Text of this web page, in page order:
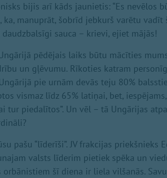
bijis arī kāds jaunietis: “Es nevēlos
manuprāt, šobrīd jebkurš varētu vadīt
sauca – krievi, ejiet mājās!
pēdējais laiks būtu mācīties
un gļēvumu. Rīkoties katram
pie urnām devās teju 80%
vismaz līdz 65% latiņai, bet, iespējams,
tur piedalītos”. Un vēl – tā Ungārijas
pašu “līderīši”. JV frakcijas priekšnieks
valsts līderim pietiek spēka un
šī diena ir liela vilšanās.